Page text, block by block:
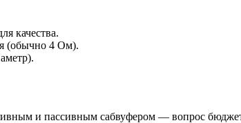
качества.
(обычно 4 Ом).
и пассивным сабвуфером — вопрос